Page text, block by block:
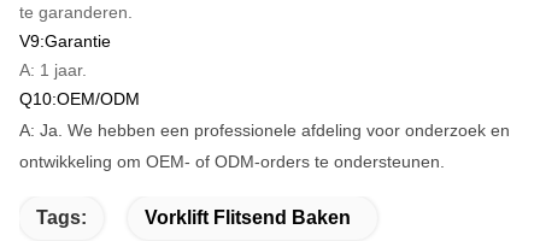
te garanderen.
V9:Garantie
A: 1 jaar.
Q10:OEM/ODM
A: Ja. We hebben een professionele afdeling voor onderzoek en
ontwikkeling om OEM- of ODM-orders te ondersteunen.
Tags: Vorklift Flitsend Baken